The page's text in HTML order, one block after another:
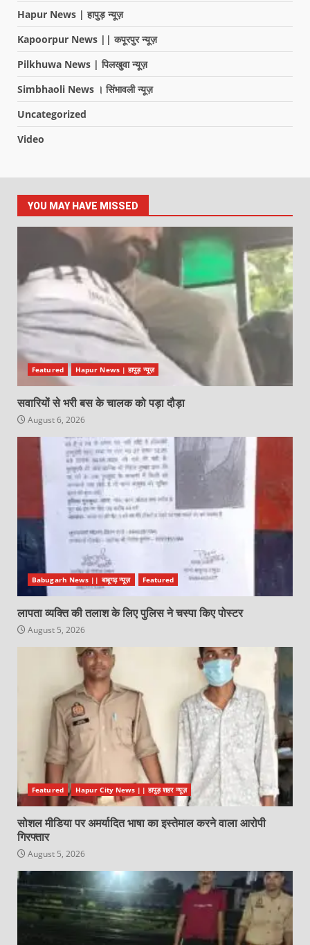
Hapur News | हापुड़ न्यूज़
Kapoorpur News || कपूरपुर न्यूज़
Pilkhuwa News | पिलखुवा न्यूज़
Simbhaoli News । सिंभावली न्यूज़
Uncategorized
Video
YOU MAY HAVE MISSED
Featured Hapur News | हापुड़ न्यूज़
सवारियों से भरी बस के चालक को पड़ा दौड़ा
August 6, 2026
Babugarh News || बाबूगढ़ न्यूज़ Featured
लापता व्यक्ति की तलाश के लिए पुलिस ने चस्पा किए पोस्टर
August 5, 2026
Featured Hapur City News || हापुड़ शहर न्यूज़
सोशल मीडिया पर अमर्यादित भाषा का इस्तेमाल करने वाला आरोपी
गिरफ्तार
August 5, 2026